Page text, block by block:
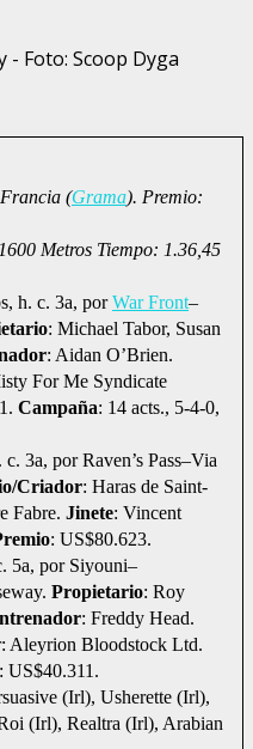
- Foto: Scoop Dyga
, Francia (Grama). Premio:
Metros Tiempo: 1.36,45
h. c. 3a, porWar Front–
: Michael Tabor, Susan
: Aidan O’Brien.
For Me Syndicate
Campaña: 14 acts., 5-4-0,
3a, por Raven’s Pass–Via
Criador: Haras de Saint-
Fabre. Jinete: Vincent
: US$80.623.
5a, por Siyouni–
Propietario: Roy
: Freddy Head.
Aleyrion Bloodstock Ltd.
: US$40.311.
(Irl), Usherette (Irl),
(Irl), Realtra (Irl), Arabian